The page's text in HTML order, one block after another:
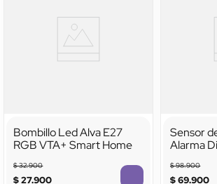
Bombillo Led Alva E27
RGB VTA+ Smart Home
$32.900
$27.900
Sensor
Alarma
$98.900
$69.900